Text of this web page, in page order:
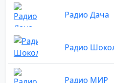
Радио Дача
Радио
Радио МИР